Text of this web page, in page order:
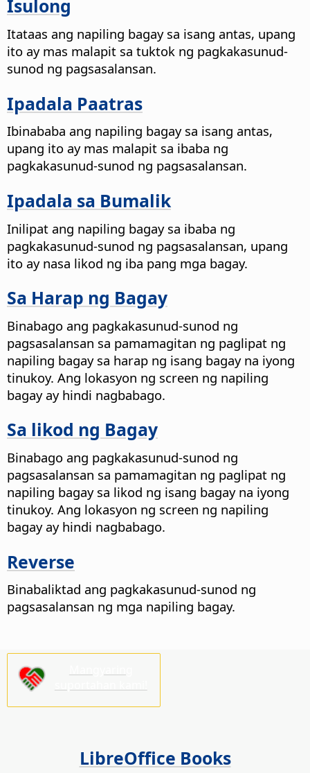
Isulong
Itataas ang napiling bagay sa isang antas, upang
ito ay mas malapit sa tuktok ng pagkakasunud-
sunod ng pagsasalansan.
Ipadala Paatras
Ibinababa ang napiling bagay sa isang antas,
upang ito ay mas malapit sa ibaba ng
pagkakasunud-sunod ng pagsasalansan.
Ipadala sa Bumalik
Inilipat ang napiling bagay sa ibaba ng
pagkakasunud-sunod ng pagsasalansan, upang
ito ay nasa likod ng iba pang mga bagay.
Sa Harap ng Bagay
Binabago ang pagkakasunud-sunod ng
pagsasalansan sa pamamagitan ng paglipat ng
napiling bagay sa harap ng isang bagay na iyong
tinukoy. Ang lokasyon ng screen ng napiling
bagay ay hindi nagbabago.
Sa likod ng Bagay
Binabago ang pagkakasunud-sunod ng
pagsasalansan sa pamamagitan ng paglipat ng
napiling bagay sa likod ng isang bagay na iyong
tinukoy. Ang lokasyon ng screen ng napiling
bagay ay hindi nagbabago.
Reverse
Binabaliktad ang pagkakasunud-sunod ng
pagsasalansan ng mga napiling bagay.
LibreOffice Books